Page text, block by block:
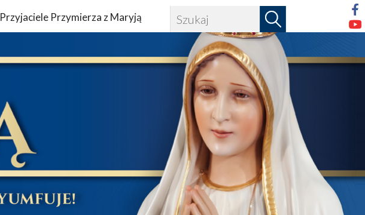
Przyjaciele Przymierza z Maryją